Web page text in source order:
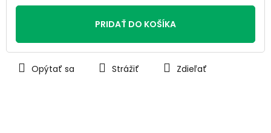
Jednotková
PRIDAŤ DO KOŠÍKA
Opýtať sa Strážiť Zdieľať